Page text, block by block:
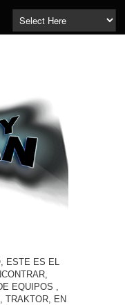
ESTE ES EL
EQUIPOS ,
TRAKTOR, EN